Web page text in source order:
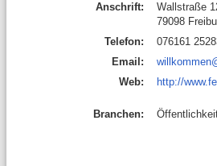
Anschrift:
Wallstraße
79098
Telefon:
076161
Email:
Web:
http://
Branchen: